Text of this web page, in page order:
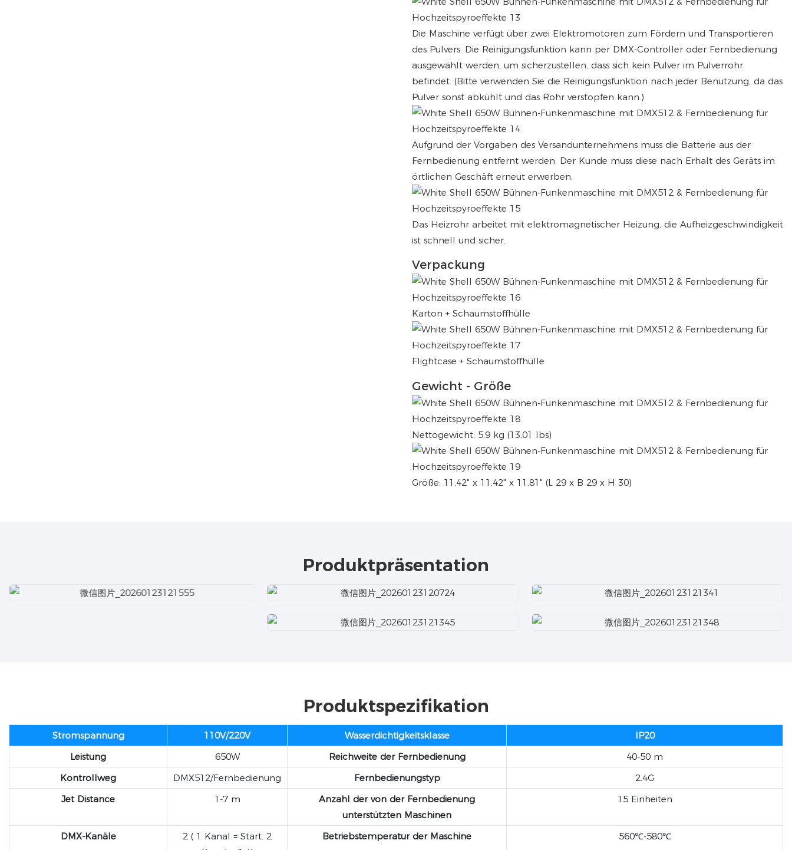
Die Maschine verfügt über zwei Elektromotoren zum Fördern und Transportieren
des Pulvers. Die Reinigungsfunktion kann per DMX-Controller oder Fernbedienung
ausgewählt werden, um sicherzustellen, dass sich kein Pulver im Pulverrohr
befindet. (Bitte verwenden Sie die Reinigungsfunktion nach jeder Benutzung, da das
Pulver sonst abkühlt und das Rohr verstopfen kann.)
Aufgrund der Vorgaben des Versandunternehmens muss die Batterie aus der
Fernbedienung entfernt werden. Der Kunde muss diese nach Erhalt des Geräts im
örtlichen Geschäft erneut erwerben.
Das Heizrohr arbeitet mit elektromagnetischer Heizung, die Aufheizgeschwindigkeit
ist schnell und sicher.
Verpackung
Karton + Schaumstoffhülle
Flightcase + Schaumstoffhülle
Gewicht - Größe
Nettogewicht: 5,9 kg (13,01 lbs)
Größe: 11,42" x 11,42" x 11,81" (L 29 x B 29 x H 30)
Produktpräsentation
Produktspezifikation
Stromspannung 110V/220V Wasserdichtigkeitsklasse
IP20
Leistung
650W Reichweite der Fernbedienung
40-50 m
Kontrollweg
DMX512/Fernbedienung Fernbedienungstyp
2.4G
Jet Distance
1-7 m
Anzahl der von der Fernbedienung
unterstützten Maschinen
15 Einheiten
DMX-Kanäle
2 ( 1 Kanal = Start. 2
Betriebstemperatur der Maschine 560℃-580℃